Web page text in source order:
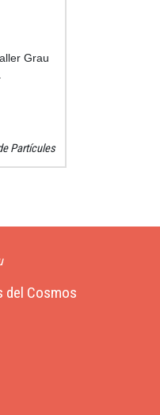
Grau
Partícules
del Cosmos